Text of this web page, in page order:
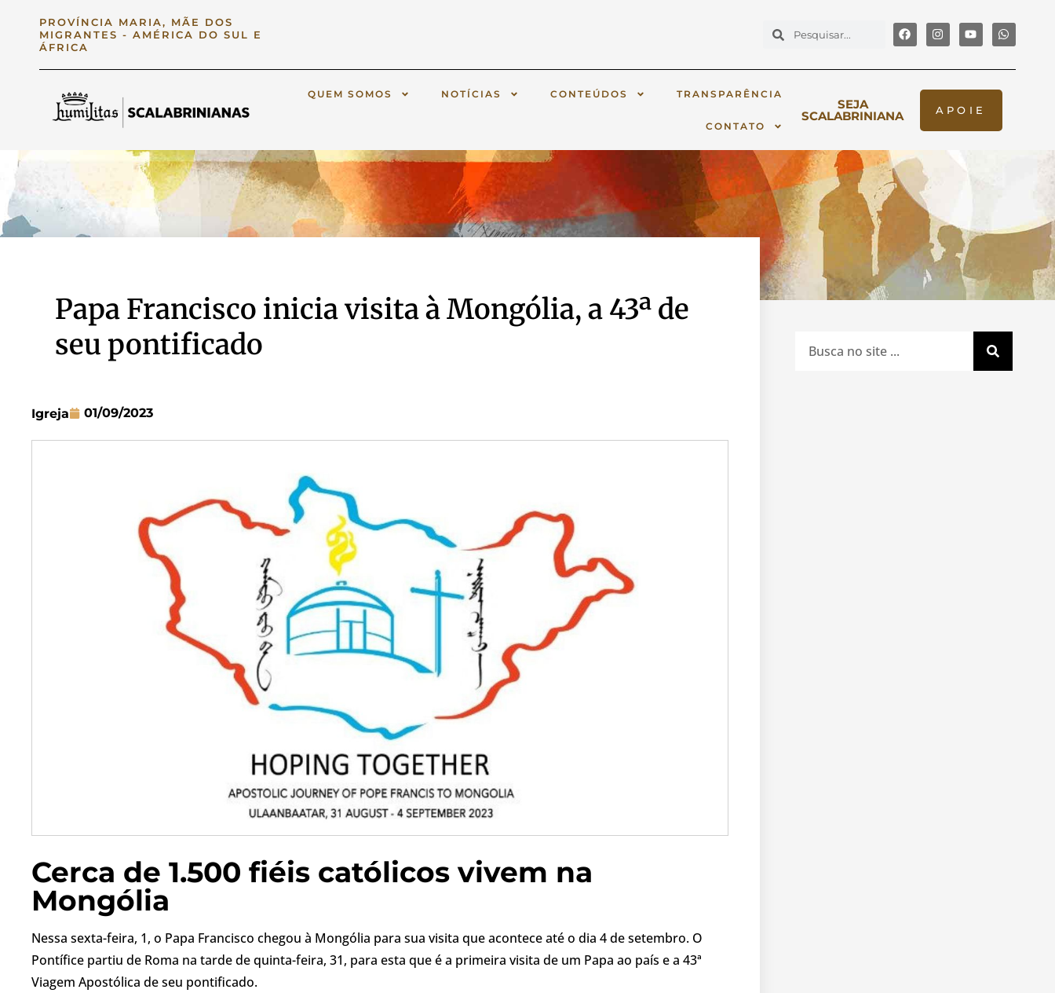
PROVÍNCIA MARIA, MÃE DOS
MIGRANTES - AMÉRICA DO SUL E
ÁFRICA
QUEM SOMOS NOTÍCIAS CONTEÚDOS TRANSPARÊNCIA
CONTATO
SEJA
SCALABRINIANA APOIE
Papa Francisco inicia visita à Mongólia, a 43ª de
seu pontificado
Igreja 01/09/2023
Cerca de 1.500 fiéis católicos vivem na
Mongólia
Nessa sexta-feira, 1, o Papa Francisco chegou à Mongólia para sua visita que acontece até o dia 4 de setembro. O
Pontífice partiu de Roma na tarde de quinta-feira, 31, para esta que é a primeira visita de um Papa ao país e a 43ª
Viagem Apostólica de seu pontificado.